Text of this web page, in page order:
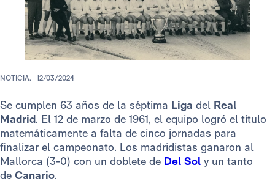
NOTICIA. 12/03/2024
Se cumplen 63 años de la séptima Liga del Real
Madrid. El 12 de marzo de 1961, el equipo logró el título
matemáticamente a falta de cinco jornadas para
finalizar el campeonato. Los madridistas ganaron al
Mallorca (3-0) con un doblete de Del Sol y un tanto
de Canario.